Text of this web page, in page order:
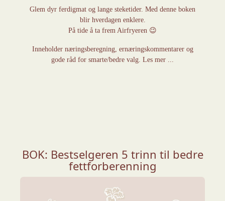
Glem dyr ferdigmat og lange steketider. Med denne boken
blir hverdagen enklere.
På tide å ta frem Airfryeren 😉
Inneholder næringsberegning, ernæringskommentarer og
gode råd for smarte/bedre valg. Les mer ...
BOK: Bestselgeren 5 trinn til bedre
fettforberenning